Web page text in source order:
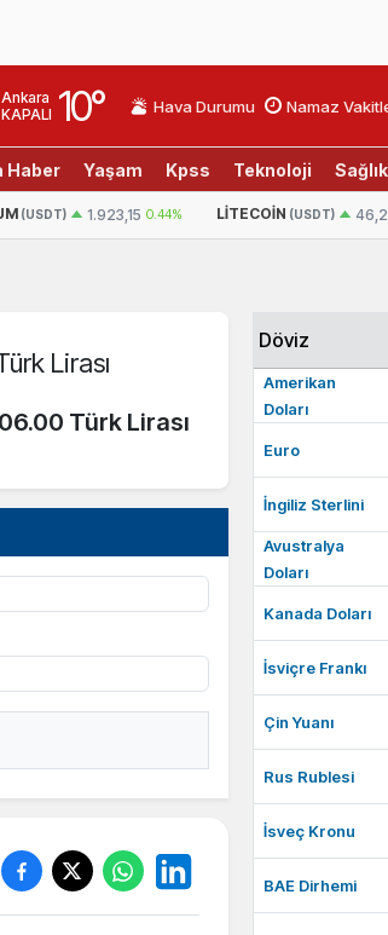
Ankara
KAPALI 10° Hava Durumu Namaz
Haber Yaşam Kpss Teknoloji Sağlık
(USDT) 1.923,15 0.44% LITECOIN (USDT) 46,2
Lirası
Türk Lirası
Döviz
Amerikan
Doları
Euro
İngiliz Sterlini
Avustralya
Doları
Kanada Doları
İsviçre Frankı
Çin Yuanı
Rus Rublesi
İsveç Kronu
BAE Dirhemi